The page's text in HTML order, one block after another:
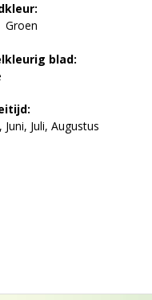
Groen
blad:
Juni, Juli, Augustus